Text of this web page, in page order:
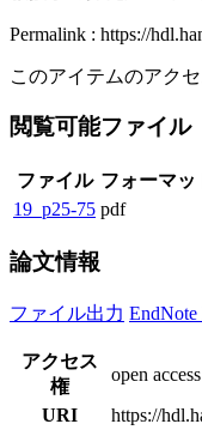
Permalink : https://
このアイテムのアク
閲覧可能ファイル
ファイル フォーマッ
19_p25-75 pdf
論文情報
ファイル出力 EndNote
アクセス
権
open access
URI
https://